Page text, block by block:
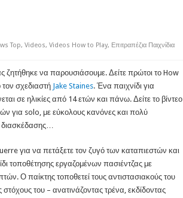
Top, Videos, Videos How to Play, Επιτραπέζια Παιχνίδια
ζητήθηκε να παρουσιάσουμε. Δείτε πρώτοι το How
σχεδιαστή Jake Staines. Ένα παιχνίδι για
σε ηλικίες από 14 ετών και πάνω. Δείτε το βίντεο
για solo, με εύκολους κανόνες και πολύ
διασκέδασης…
για να πετάξετε τον ζυγό των καταπιεστών και
τοποθέτησης εργαζομένων πασιέντζας με
Ο παίκτης τοποθετεί τους αντιστασιακούς του
του – ανατινάζοντας τρένα, εκδίδοντας